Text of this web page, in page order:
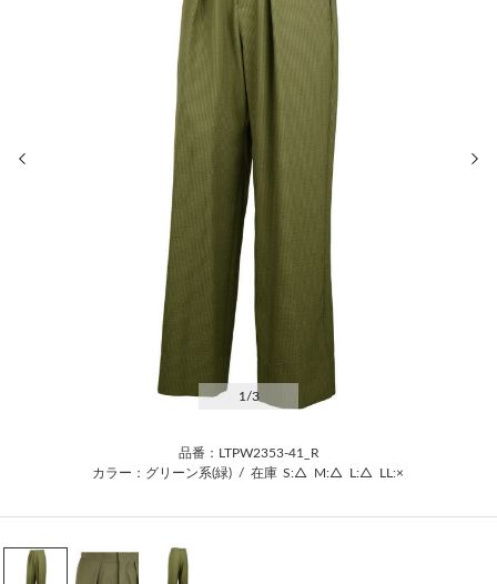
1 /3
品番：LTPW2353-41_R
カラー：グリーン系(緑) / 在庫 S:△ M:△ L:△ LL:×